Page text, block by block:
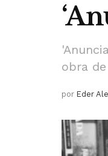
obra
por Eder